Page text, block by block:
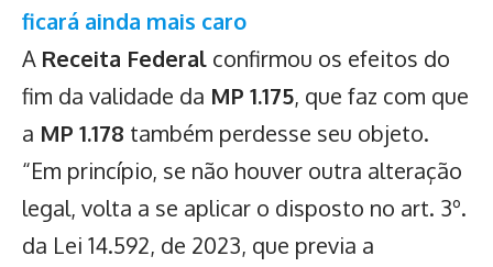
ficará ainda mais caro
A Receita Federal confirmou os efeitos do
fim da validade da MP 1.175, que faz com que
a MP 1.178 também perdesse seu objeto.
“Em princípio, se não houver outra alteração
legal, volta a se aplicar o disposto no art. 3º.
da Lei 14.592, de 2023, que previa a